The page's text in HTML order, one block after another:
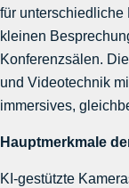
für unterschiedliche
kleinen
Konferenzsälen.
und Videotechnik
immersives,
Hauptmerkmale
KI-gestützte